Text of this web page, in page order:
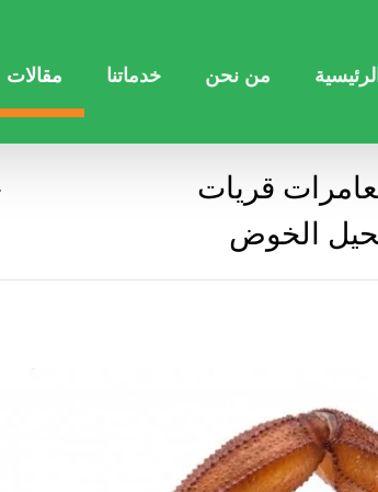
من نحن خدماتنا مقالات
قريات
الخوض